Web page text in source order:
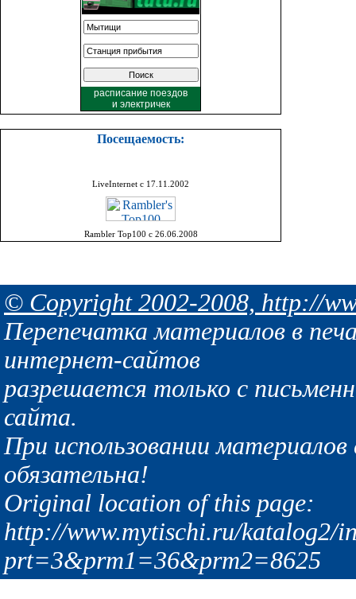
расписание поездов
и электричек
Посещаемость:
LiveInternet с 17.11.2002
Rambler Top100 с 26.06.2008
© Copyright 2002-2008, http://
Перепечатка материалов в
интернет-сайтов
разрешается только с
сайта.
При использовании
обязательна!
Original location of this page:
http://www.mytischi.ru/katalog2/
prt=3&prm1=36&prm2=8625